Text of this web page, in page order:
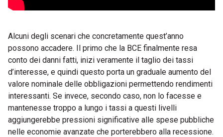
Alcuni degli scenari che concretamente quest’anno
possono accadere. Il primo che la BCE finalmente resa
conto dei danni fatti, inizi veramente il taglio dei tassi
d’interesse, e quindi questo porta un graduale aumento del
valore nominale delle obbligazioni permettendo rendimenti
interessanti. Se invece, secondo caso, non lo facesse e
mantenesse troppo a lungo i tassi a questi livelli
aggiungerebbe pressioni significative alle spese pubbliche
nelle economie avanzate che porterebbero alla recessione.